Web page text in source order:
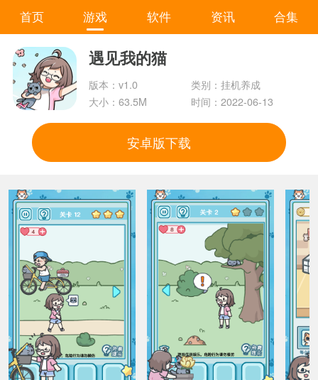
首页 游戏 软件 资讯 合集
遇见我的猫
版本：v1.0
类别：挂机养成
大小：63.5M
时间：2022-06-13
安卓版下载